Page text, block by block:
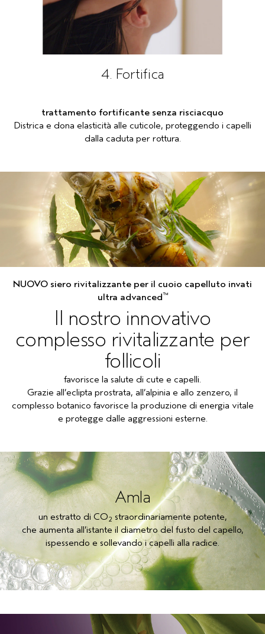
4. Fortifica
trattamento fortificante senza risciacquo
Districa e dona elasticità alle cuticole, proteggendo i capelli
dalla caduta per rottura.
NUOVO siero rivitalizzante per il cuoio capelluto invati
ultra advanced™
Il nostro innovativo
complesso rivitalizzante per
follicoli
favorisce la salute di cute e capelli.
Grazie all’eclipta prostrata, all’alpinia e allo zenzero, il
complesso botanico favorisce la produzione di energia vitale
e protegge dalle aggressioni esterne.
Amla
un estratto di CO2 straordinariamente potente,
che aumenta all’istante il diametro del fusto del capello,
ispessendo e sollevando i capelli alla radice.